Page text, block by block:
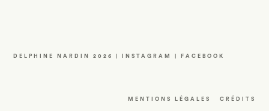
DELPHINE NARDIN 2026 | INSTAGRAM FACEBOOK
MENTIONS LÉGALES CRÉDITS